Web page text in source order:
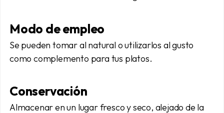
Modo de empleo
Se pueden tomar al natural o utilizarlos al gusto
como complemento para tus platos.
Conservación
Almacenar en un lugar fresco y seco, alejado de la